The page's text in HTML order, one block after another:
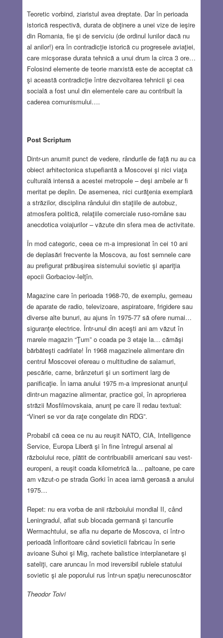
Teoretic vorbind, ziaristul avea dreptate. Dar în perioada
istorică respectivă, durata de obţinere a unei vize de ieşire
din Romania, fie şi de serviciu (de ordinul lunilor dacă nu
al anilor!) era în contradicţie istorică cu progresele aviaţiei,
care micşorase durata tehnică a unui drum la circa 3 ore…
Folosind elemente de teorie marxistă este de acceptat că
şi această contradicţie între dezvoltarea tehnicii şi cea
socială a fost unul din elementele care au contribuit la
caderea comunismului….
Post Scriptum
Dintr-un anumit punct de vedere, rândurile de faţă nu au ca
obiect arhitectonica stupefiantă a Moscovei şi nici viaţa
culturală intensă a acestei metropole – deşi ambele ar fi
meritat pe deplin. De asemenea, nici curăţenia exemplară
a străzilor, disciplina rândului din staţiile de autobuz,
atmosfera politică, relaţiile comerciale ruso-române sau
anecdotica voiajurilor – văzute din sfera mea de activitate.
În mod categoric, ceea ce m-a impresionat în cei 10 ani
de deplasări frecvente la Moscova, au fost semnele care
au prefigurat prăbuşirea sistemului sovietic şi apariţia
epocii Gorbaciov-Ielţîn.
Magazine care în perioada 1968-70, de exemplu, gemeau
de aparate de radio, televizoare, aspiratoare, frigidere sau
diverse alte bunuri, au ajuns în 1975-77 să ofere numai…
siguranţe electrice. Într-unul din aceşti ani am văzut în
marele magazin “Ţum” o coada pe 3 etaje la… cămăşi
bărbăteşti cadrilate! În 1968 magazinele alimentare din
centrul Moscovei ofereau o multitudine de salamuri,
pescărie, carne, brânzeturi şi un sortiment larg de
panificaţie. În iarna anului 1975 m-a impresionat anunţul
dintr-un magazine alimentar, practice gol, în aproprierea
străzii Mosfilmovskaia, anunţ pe care îl redau textual:
“Vineri se vor da raţe congelate din RDG”.
Probabil că ceea ce nu au reuşit NATO, CIA, Intelligence
Service, Europa Liberă şi în fine întregul arsenal al
războiului rece, plătit de contribuabilii americani sau vest-
europeni, a reuşit coada kilometrică la… paltoane, pe care
am văzut-o pe strada Gorki în acea iarnă geroasă a anului
1975…
Repet: nu era vorba de anii războiului mondial II, când
Leningradul, aflat sub blocada germană şi tancurile
Wermachtului, se afla nu departe de Moscova, ci într-o
perioadă înfloritoare când sovieticii fabricau în serie
avioane Suhoi şi Mig, rachete balistice interplanetare şi
sateliţi, care aruncau în mod ireversibil rublele statului
sovietic şi ale poporului rus într-un spaţiu nerecunoscător
Theodor Toivi